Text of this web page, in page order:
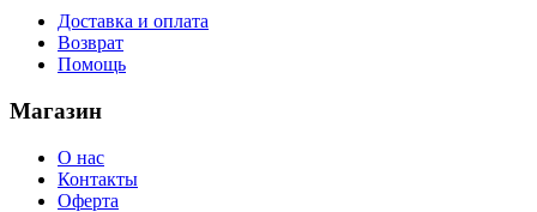
Доставка и оплата
Возврат
Помощь
Магазин
О нас
Контакты
Оферта